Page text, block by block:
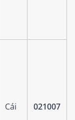
Cái 021007